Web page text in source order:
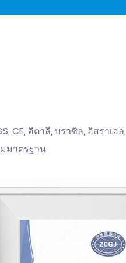
CE, อิตาลี, บราซิล, อิสราเอล,
มาตรฐาน